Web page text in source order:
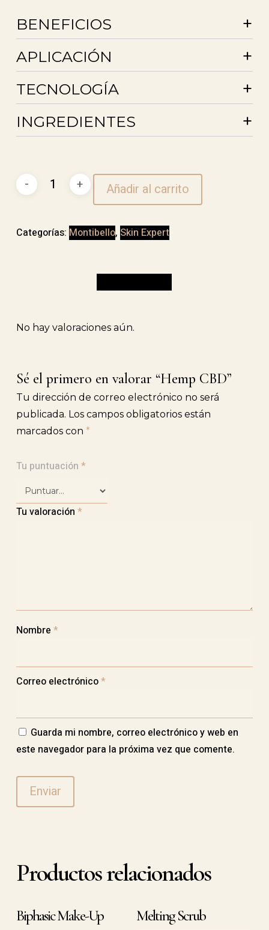
BENEFICIOS +
APLICACIÓN +
TECNOLOGÍA +
INGREDIENTES +
Hemp
Añadir al carrito
Categorías: Montibello, Skin Expert
No hay valoraciones aún.
Sé el primero en valorar “Hemp CBD”
Tu dirección de correo electrónico no será
publicada. Los campos obligatorios están
marcados con *
Tu puntuación *
Tu valoración *
Nombre *
Correo electrónico*
Guarda mi nombre, correo electrónico y web en
este navegador para la próxima vez que comente.
Productos relacionados
Biphasic Make-Up
Melting Scrub